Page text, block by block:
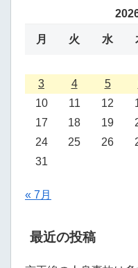
月 火 水
3
4 5
10
11 12
17
18 19
24
25 26
31
« 7月
最近の投稿